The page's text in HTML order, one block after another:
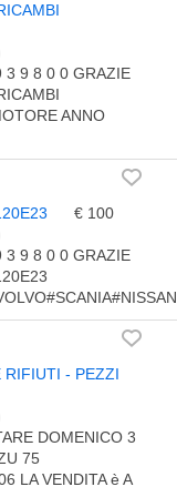
3 9 8 0 0 GRAZIE
ANNO
€ 100
3 9 8 0 0 GRAZIE
RIFIUTI - PEZZI
DOMENICO 3
75
LA VENDITA è A